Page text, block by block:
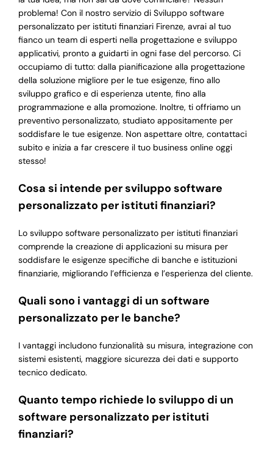
problema! Con il nostro servizio di Sviluppo software
personalizzato per istituti finanziari Firenze, avrai al tuo
fianco un team di esperti nella progettazione e sviluppo
applicativi, pronto a guidarti in ogni fase del percorso. Ci
occupiamo di tutto: dalla pianificazione alla progettazione
della soluzione migliore per le tue esigenze, fino allo
sviluppo grafico e di esperienza utente, fino alla
programmazione e alla promozione. Inoltre, ti offriamo un
preventivo personalizzato, studiato appositamente per
soddisfare le tue esigenze. Non aspettare oltre, contattaci
subito e inizia a far crescere il tuo business online oggi
stesso!
Cosa si intende per sviluppo software
personalizzato per istituti finanziari?
Lo sviluppo software personalizzato per istituti finanziari
comprende la creazione di applicazioni su misura per
soddisfare le esigenze specifiche di banche e istituzioni
finanziarie, migliorando l’efficienza e l’esperienza del cliente.
Quali sono i vantaggi di un software
personalizzato per le banche?
I vantaggi includono funzionalità su misura, integrazione con
sistemi esistenti, maggiore sicurezza dei dati e supporto
tecnico dedicato.
Quanto tempo richiede lo sviluppo di un
software personalizzato per istituti
finanziari?